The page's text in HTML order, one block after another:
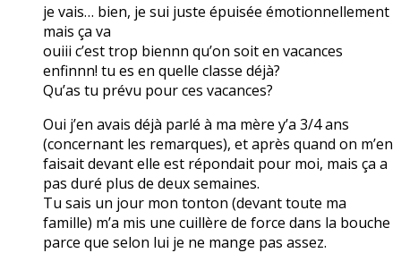
je vais… bien, je sui juste épuisée émotionnellement
mais ça va
ouiii c’est trop biennn qu’on soit en vacances
enfinnn! tu es en quelle classe déjà?
Qu’as tu prévu pour ces vacances?
Oui j’en avais déjà parlé à ma mère y’a 3/4 ans
(concernant les remarques), et après quand on m’en
faisait devant elle est répondait pour moi, mais ça a
pas duré plus de deux semaines.
Tu sais un jour mon tonton (devant toute ma
famille) m’a mis une cuillère de force dans la bouche
parce que selon lui je ne mange pas assez.